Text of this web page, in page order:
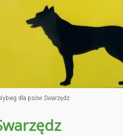
dla psów Swarzędz